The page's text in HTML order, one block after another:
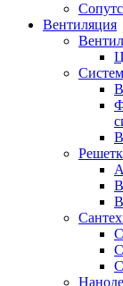
Вентиляция